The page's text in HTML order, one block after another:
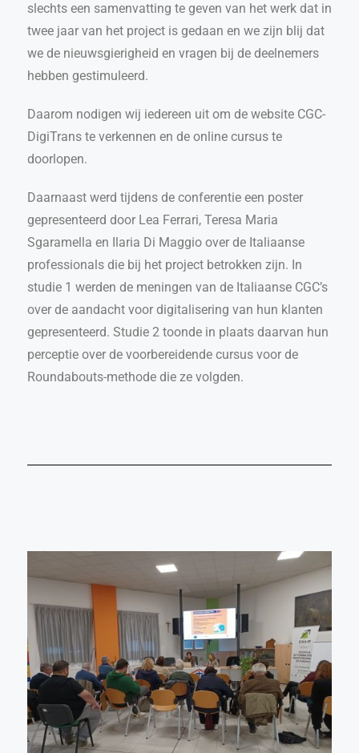
slechts een samenvatting te geven van het werk dat in
twee jaar van het project is gedaan en we zijn blij dat
we de nieuwsgierigheid en vragen bij de deelnemers
hebben gestimuleerd.
Daarom nodigen wij iedereen uit om de website CGC-
DigiTrans te verkennen en de online cursus te
doorlopen.
Daarnaast werd tijdens de conferentie een poster
gepresenteerd door Lea Ferrari, Teresa Maria
Sgaramella en Ilaria Di Maggio over de Italiaanse
professionals die bij het project betrokken zijn. In
studie 1 werden de meningen van de Italiaanse CGC’s
over de aandacht voor digitalisering van hun klanten
gepresenteerd. Studie 2 toonde in plaats daarvan hun
perceptie over de voorbereidende cursus voor de
Roundabouts-methode die ze volgden.